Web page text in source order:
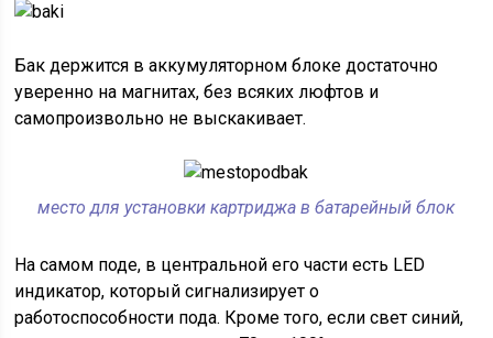
Бак держится в аккумуляторном блоке достаточно
уверенно на магнитах, без всяких люфтов и
самопроизвольно не выскакивает.
место для установки картриджа в батарейный блок
На самом поде, в центральной его части есть LED
индикатор, который сигнализирует о
работоспособности пода. Кроме того, если свет синий,